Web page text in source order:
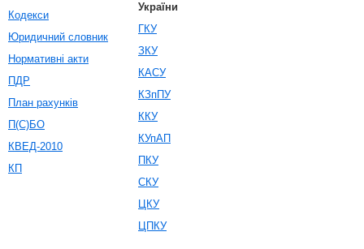
Кодекси
Юридичний словник
Нормативні акти
ПДР
План рахунків
П(С)БО
КВЕД-2010
КП
України
ГКУ
ЗКУ
КАСУ
КЗпПУ
ККУ
КУпАП
ПКУ
СКУ
ЦКУ
ЦПКУ